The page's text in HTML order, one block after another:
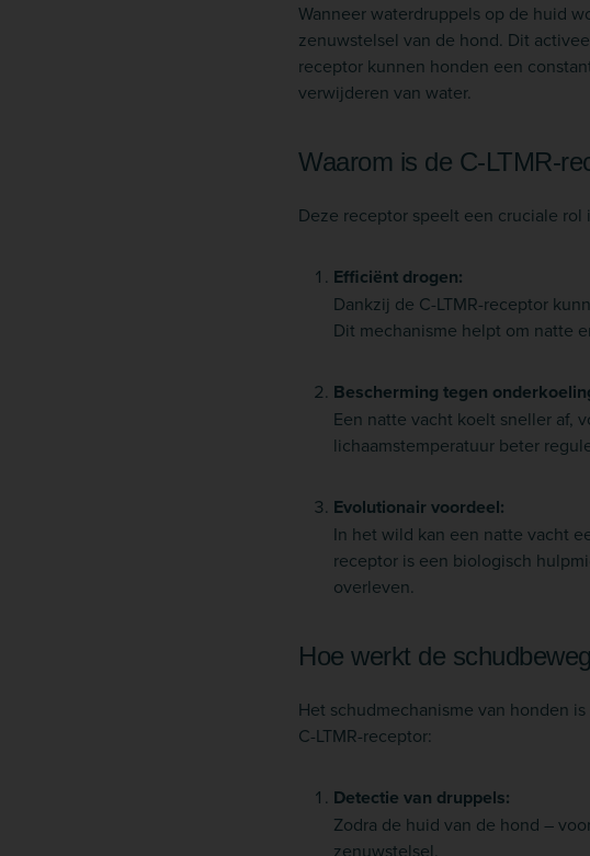
Wanneer waterdruppels op de huid
zenuwstelsel van de hond. Dit
receptor kunnen honden een
verwijderen van water.
Waarom is de C-LTMR-
Deze receptor speelt een cruciale
Efficiënt drogen:
Dankzij de C-LTMR-receptor
Dit mechanisme helpt om natte
Bescherming tegen
Een natte vacht koelt sneller af,
lichaamstemperatuur beter
Evolutionair voordeel:
In het wild kan een natte vacht
receptor is een biologisch
overleven.
Hoe werkt de
Het schudmechanisme van honden
C-LTMR-receptor:
Detectie van druppels:
Zodra de huid van de hond –
zenuwstelsel.